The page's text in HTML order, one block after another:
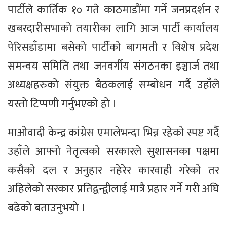
पार्टीले कार्तिक १० गते काठमाडौंमा गर्ने जनप्रदर्शन र
खबरदारीसभाको तयारीका लागि आज पार्टी कार्यालय
पेरिसडाँडामा बसेको पार्टीको बागमती र विशेष प्रदेश
समन्वय समिति तथा जनवर्गीय संगठनका इञ्चार्ज तथा
अध्यक्षहरुको संयुक्त बैठकलाई सम्बोधन गर्दै उहाँले
यस्तो टिप्पणी गर्नुभएको हो ।
माओवादी केन्द्र कांग्रेस एमालेभन्दा भिन्न रहेको स्पष्ट गर्दै
उहाँले आफ्नो नेतृत्वको सरकारले सुशासनका पक्षमा
कसैको दल र अनुहार नहेरेर कारवाही गरेको तर
अहिलेको सरकार प्रतिद्वन्द्वीलाई मात्रै प्रहार गर्ने गरी अघि
बढेको बताउनुभयो ।